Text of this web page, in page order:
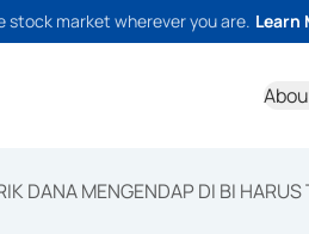
market wherever you are. Learn
DANA MENGENDAP DI BI HARUS